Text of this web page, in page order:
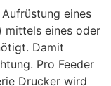
eines
mittels eines oder
Damit
Pro Feeder
Drucker wird